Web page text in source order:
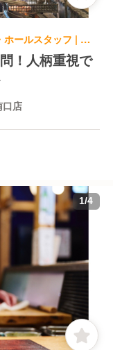
居酒屋, バル・バー | レストランサービス・ホールスタッフ | 北海道シントク町 塚田農場 品川港南口店
！人柄重視で
口店
1/4